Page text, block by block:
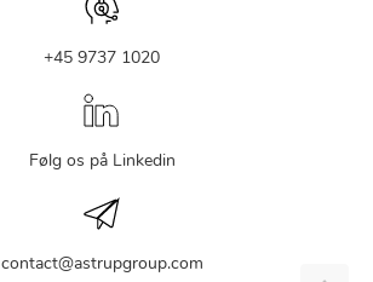
+45 9737 1020
Følg os på Linkedin
contact@astrupgroup.com